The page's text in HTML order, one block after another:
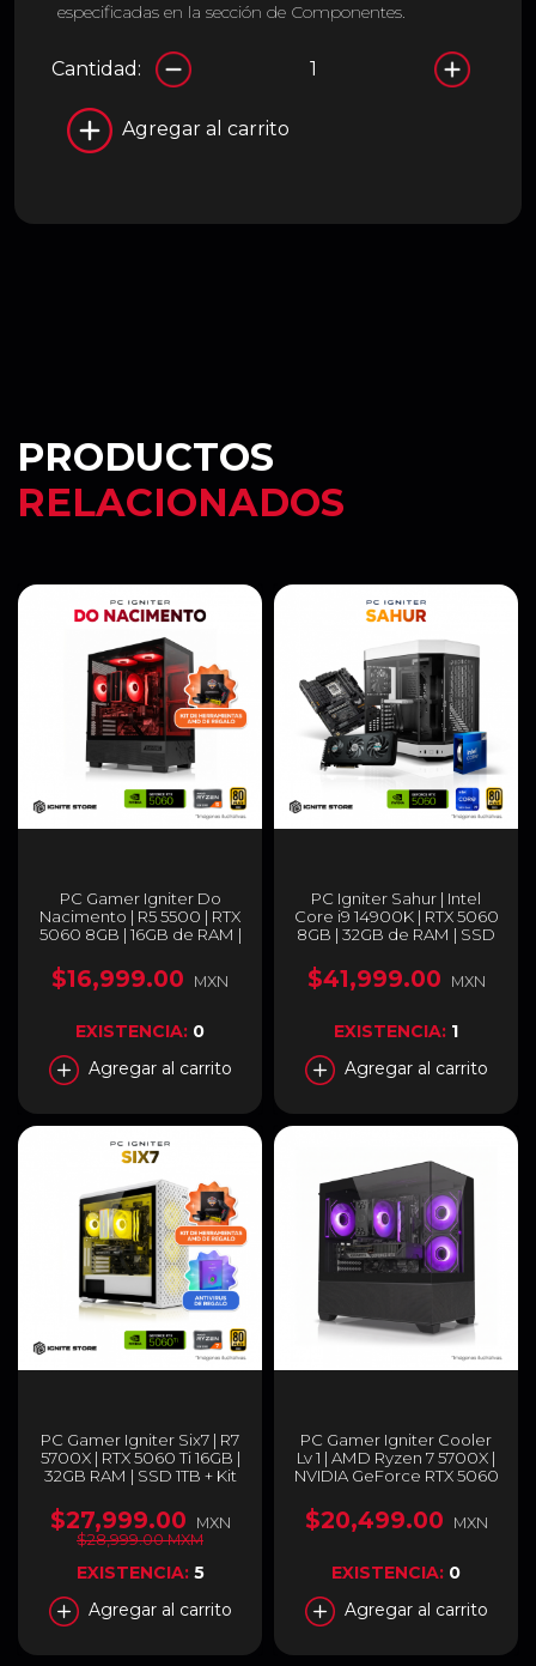
especificadas en la sección de Componentes.
Cantidad:
Agregar al carrito
PRODUCTOS
RELACIONADOS
PC Gamer Igniter Do
Nacimento | R5 5500 | RTX
5060 8GB | 16GB de RAM |
Herramientas AMD
$16,999.00 MXN
EXISTENCIA: 0
Agregar al carrito
PC Igniter Sahur | Intel
Core i9 14900K | RTX 5060
8GB | 32GB de RAM | SSD
$41,999.00 MXN
EXISTENCIA: 1
Agregar al carrito
PC Gamer Igniter Six7 | R7
5700X | RTX 5060 Ti 16GB |
32GB RAM | SSD 1TB + Kit
Antivirus Kaspersky Plus 1
Año
$27,999.00
MXN
$28,999.00 MXM
EXISTENCIA: 5
Agregar al carrito
PC Gamer Igniter Cooler
Lv 1 | AMD Ryzen 7 5700X |
NVIDIA GeForce RTX 5060
SSD 1TB + Adaptador Wi-
Fi de Regalo
$20,499.00 MXN
EXISTENCIA: 0
Agregar al carrito